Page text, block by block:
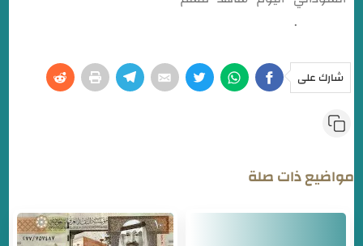
.
شارك على
مواضيع ذات صلة